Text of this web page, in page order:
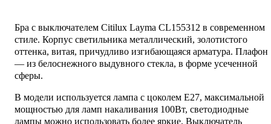
Бра с выключателем Citilux Layma CL155312 в современном
стиле. Корпус светильника металлический, золотистого
оттенка, витая, причудливо изгибающаяся арматура. Плафон
— из белоснежного выдувного стекла, в форме усеченной
сферы.
В модели используется лампа с цоколем E27, максимальной
мощностью для ламп накаливания 100Вт, светодиодные
лампы можно использовать более яркие. Выключатель